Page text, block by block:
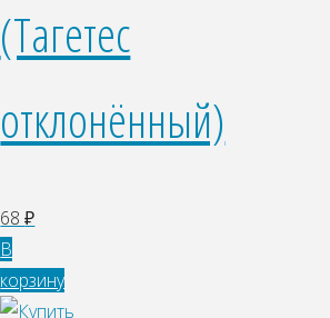
(Тагетес
отклонённый)
68₽
В
корзину